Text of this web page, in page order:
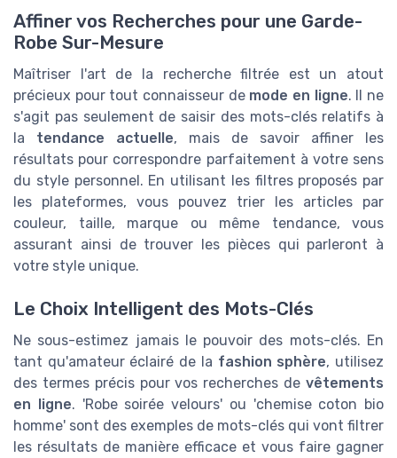
Affiner vos Recherches pour une Garde-
Robe Sur-Mesure
Maîtriser l'art de la recherche filtrée est un atout
précieux pour tout connaisseur de mode en ligne. Il ne
s'agit pas seulement de saisir des mots-clés relatifs à
la tendance actuelle, mais de savoir affiner les
résultats pour correspondre parfaitement à votre sens
du style personnel. En utilisant les filtres proposés par
les plateformes, vous pouvez trier les articles par
couleur, taille, marque ou même tendance, vous
assurant ainsi de trouver les pièces qui parleront à
votre style unique.
Le Choix Intelligent des Mots-Clés
Ne sous-estimez jamais le pouvoir des mots-clés. En
tant qu'amateur éclairé de la fashion sphère, utilisez
des termes précis pour vos recherches de vêtements
en ligne. 'Robe soirée velours' ou 'chemise coton bio
homme' sont des exemples de mots-clés qui vont filtrer
les résultats de manière efficace et vous faire gagner